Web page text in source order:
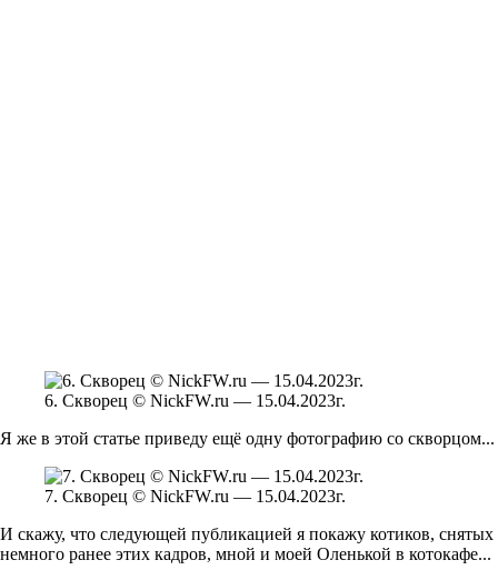
6. Скворец © NickFW.ru — 15.04.2023г.
Я же в этой статье приведу ещё одну фотографию со скворцом...
7. Скворец © NickFW.ru — 15.04.2023г.
И скажу, что следующей публикацией я покажу котиков, снятых
немного ранее этих кадров, мной и моей Оленькой в котокафе...